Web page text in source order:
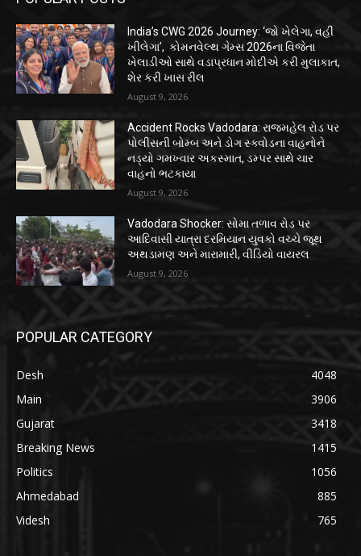
India’s CWG 2026 Journey: ‘જો ખેલેગા, વહીં
ખીલેગા’, કોમનવેલ્થ ગેમ્સ 2026ના વિજેતા
ખેલાડીઓ સાથે વડાપ્રધાન મોદીએ કરી મુલાકાત,
શેર કરી ખાસ રીલ
August 9, 2026
Accident Rocks Vadodara: રાજમહેલ રોડ પર
પોલીસની બોમ્બ અને ડોગ સ્ક્વોડના વાહનોને
નડ્યો ગમખ્વાર અકસ્માત, ડમ્પર સાથે ચાર
વાહનો ભટકાયા
August 9, 2026
Vadodara Shocker: સોમા તળાવ રોડ પર
આદિવાસી યાત્રા દરમિયાન યુવકો વચ્ચે જૂથ
અથડામણ અને મારામારી, વીડિયો વાયરલ
August 9, 2026
POPULAR CATEGORY
Desh
4048
Main
3906
Gujarat
3418
Breaking News
1415
Politics
1056
Ahmedabad
885
Videsh
765